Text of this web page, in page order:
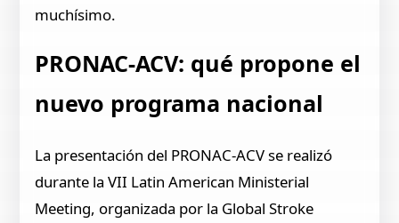
muchísimo.
PRONAC-ACV: qué propone el
nuevo programa nacional
La presentación del PRONAC-ACV se realizó
durante la VII Latin American Ministerial
Meeting, organizada por la Global Stroke